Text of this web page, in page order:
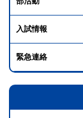
入試情報
緊急連絡